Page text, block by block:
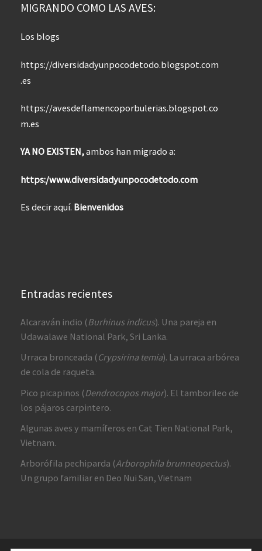
MIGRANDO COMO LAS AVES:
Los blogs
https://diversidadyunpocodetodo.blogspot.com
.es
https://avesdeflamencoporbulerias.blogspot.co
m.es
YA NO EXISTEN,ambos han migrado a:
https:/www.diversidadyunpocodetodo.com
Es decir aquí. Bienvenidos
Entradas recientes
Alcaraván indio (Burhinus indicus). Una pareja en
Udawalawe National Park, Sri Lanka.
Urraca bronceada (Crypsirina temia). La urraca arbórea
de cola de raqueta.
Pico picapinos (Dendrocopos major). El tamborileo de
los pájaros carpintero.
Algunas aves y mamíferos en Cat Tien National Park,
Vietnam.
Arborófila pechiparda (Arborophila brunneopectus).
Un grupo familiar en Deo Nui San, Vietnam